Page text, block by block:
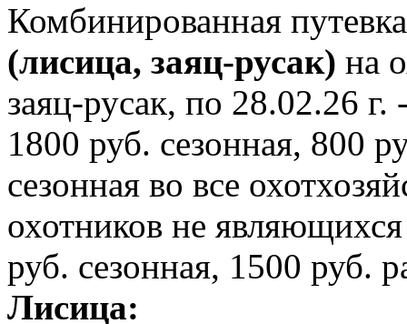
Комбинированная
(лисица, заяц-русак) на
заяц-русак, по 28.02.26
1800 руб. сезонная, 800
сезонная во все
охотников не
руб. сезонная, 1500 руб.
Лисица: